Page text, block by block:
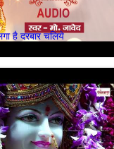
है दरबार चलिये